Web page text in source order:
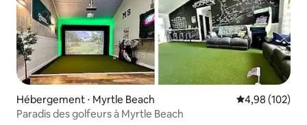
Hébergement ⋅ Myrtle Beach Évaluation
4,98 (102)
Paradis des golfeurs à Myrtle Beach